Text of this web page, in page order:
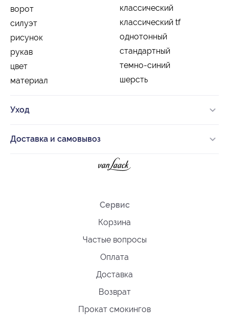
ворот
классический
силуэт
классический tf
рисунок
однотонный
рукав
стандартный
цвет
темно-синий
материал
шерсть
Уход
Доставка и самовывоз
Сервис
Корзина
Частые вопросы
Оплата
Доставка
Возврат
Прокат смокингов